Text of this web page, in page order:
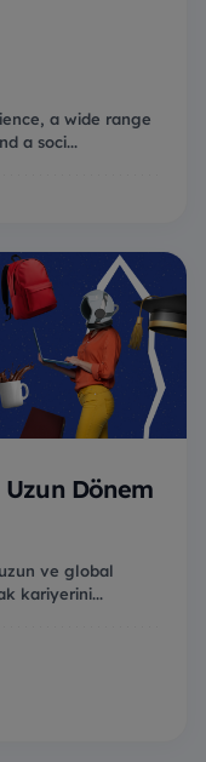
a wide range
a soci...
Dönem
ve global
kariyerini...